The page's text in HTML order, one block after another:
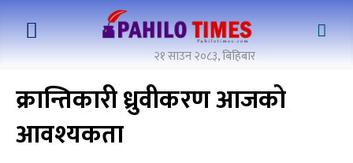
२१ साउन २०८३, बिहिबार
क्रान्तिकारी ध्रुवीकरण आजको
आवश्यकता